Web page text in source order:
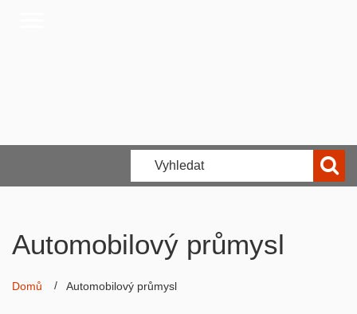
Automobilový průmysl
Domů Automobilový průmysl